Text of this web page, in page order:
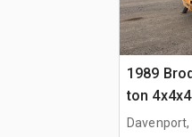
1989
ton
Davenport,